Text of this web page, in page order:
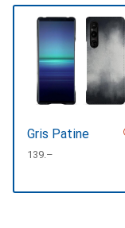
Gris Patine
CHF
139.–